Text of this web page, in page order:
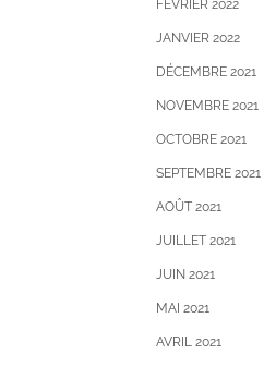
FÉVRIER 2022
JANVIER 2022
DÉCEMBRE 2021
NOVEMBRE 2021
OCTOBRE 2021
SEPTEMBRE 2021
AOÛT 2021
JUILLET 2021
JUIN 2021
MAI 2021
AVRIL 2021